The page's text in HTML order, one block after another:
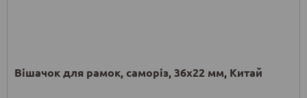
Вішачок для рамок, саморіз, 36х22 мм, Китай